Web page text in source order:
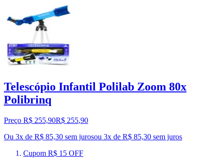
Telescópio Infantil Polilab Zoom 80x
Polibrinq
Preço R$ 255,90R$ 255,90
Ou 3x de R$ 85,30 sem jurosou 3x de R$ 85,30 sem juros
Cupom R$ 15 OFF